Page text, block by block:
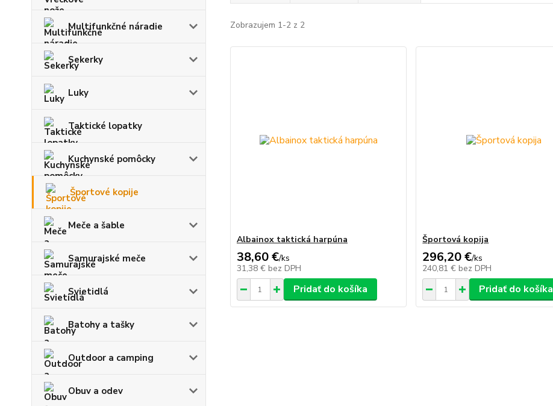
Multifunkčné náradie
Sekerky
Luky
Taktické lopatky
Kuchynské pomôcky
Športové kopije
Meče a šable
Samurajské meče
Svietidlá
Batohy a tašky
Outdoor a camping
Obuv a odev
Zobrazujem 1-2 z 2
Albainox taktická harpúna
38,60 €/ks
31,38 € bez DPH
Pridať do košíka
Športová kopija
296,20 €/ks
240,81 € bez DPH
Pridať do košíka